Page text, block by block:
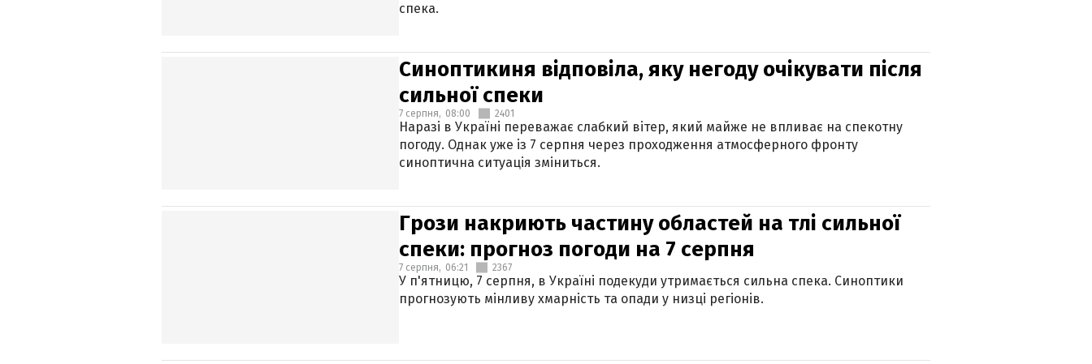
спека.
Синоптикиня відповіла, яку негоду очікувати після
сильної спеки
7 серпня, 08:00 2401
Наразі в Україні переважає слабкий вітер, який майже не впливає на спекотну
погоду. Однак уже із 7 серпня через проходження атмосферного фронту
синоптична ситуація зміниться.
Грози накриють частину областей на тлі сильної
спеки: прогноз погоди на 7 серпня
7 серпня, 06:21 2367
У п'ятницю, 7 серпня, в Україні подекуди утримається сильна спека. Синоптики
прогнозують мінливу хмарність та опади у низці регіонів.